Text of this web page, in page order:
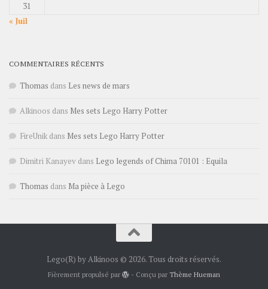
31
« Juil
COMMENTAIRES RÉCENTS
Thomas dans Les news de mars
Alkinoos dans Mes sets Lego Harry Potter
FireUnik dans Mes sets Lego Harry Potter
Dimitri Kanayev dans Lego legends of Chima 70101 : Equila
Thomas dans Ma pièce à Lego
Lego(R) by Alkinoos © 2026. Tous droits réservés.
Fièrement propulsé par - Conçu par Thème Hueman